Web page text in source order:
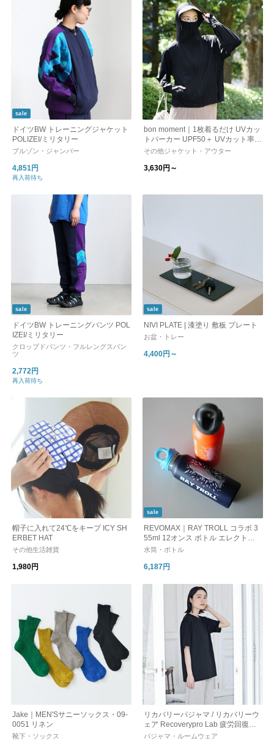
sale
ドイツBW トレーニングジャケット
POLIZEI/ミリタリー
ブルゾン・ジャンパー
4,851円
再入荷待ち
bon moment｜1枚着るだけ UVカッ
トパーカー UPF50＋ UVカット率9
9％
その他ジャケット・アウター
3,630円～
sale
ドイツBW トレーニングパンツ POL
IZEI/ミリタリー
クロップドパンツ・フルレングスパン
ツ
2,772円
再入荷待ち
sale
NIVI PLATE | 漆塗り 敷板 プレート
お盆・トレー
4,400円～
帽子に入れて24℃をキープ ICY SH
ERBET HAT
その他生活雑貨
1,980円
sale
REVOMAX｜RAY TROLL コラボ 3
55ml 12オンス ボトル エレクトリ
ック フィッシュ 魚柄 12oz 真空断
003 レイトロル × レボマックス 父
水筒・ボトル
6,187円
Jake｜MEN'Sサニーソックス・09-
0051 リネン
靴下・ソックス
リカバリーパジャマ / リカバリーウ
ェア Recoverypro Lab 疲労回復ウ
ェア 一般医療機器
パジャマ・ルームウェア